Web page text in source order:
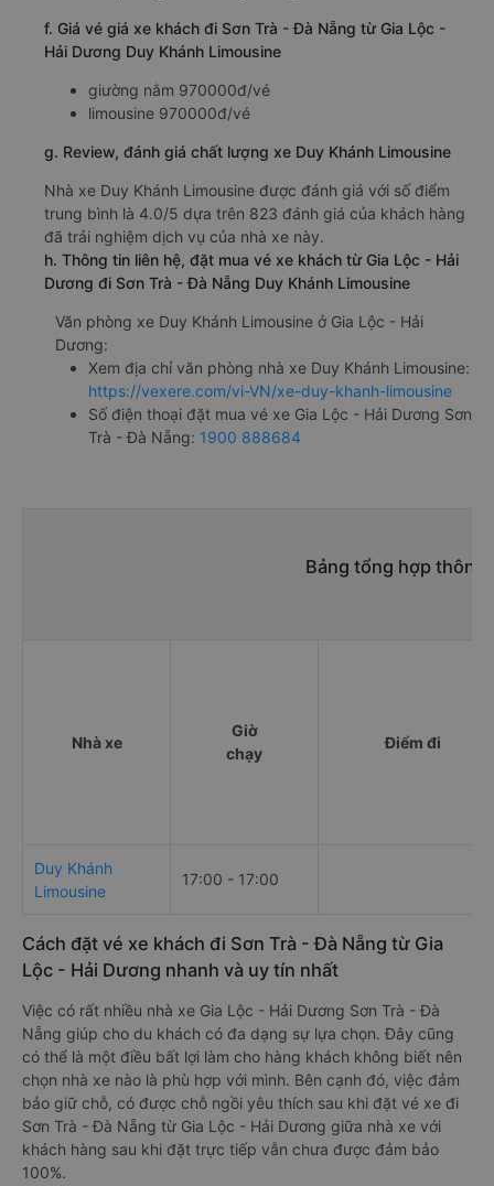
f. Giá vé giá xe khách đi Sơn Trà - Đà Nẵng từ Gia Lộc -
Hải Dương Duy Khánh Limousine
giường nằm 970000đ/vé
limousine 970000đ/vé
g. Review, đánh giá chất lượng xe Duy Khánh Limousine
Nhà xe Duy Khánh Limousine được đánh giá với số điểm
trung bình là 4.0/5 dựa trên 823 đánh giá của khách hàng
đã trải nghiệm dịch vụ của nhà xe này.
h. Thông tin liên hệ, đặt mua vé xe khách từ Gia Lộc - Hải
Dương đi Sơn Trà - Đà Nẵng Duy Khánh Limousine
Văn phòng xe Duy Khánh Limousine ở Gia Lộc - Hải
Dương:
Xem địa chỉ văn phòng nhà xe Duy Khánh Limousine:
https://vexere.com/vi-VN/xe-duy-khanh-limousine
Số điện thoại đặt mua vé xe Gia Lộc - Hải Dương Sơn
Trà - Đà Nẵng: 1900 888684
Bảng tổng hợp thông
Nhà xe
Giờ
chạy
Điểm đi
Duy Khánh
Limousine
17:00 - 17:00
Cách đặt vé xe khách đi Sơn Trà - Đà Nẵng từ Gia
Lộc - Hải Dương nhanh và uy tín nhất
Việc có rất nhiều nhà xe Gia Lộc - Hải Dương Sơn Trà - Đà
Nẵng giúp cho du khách có đa dạng sự lựa chọn. Đây cũng
có thể là một điều bất lợi làm cho hàng khách không biết nên
chọn nhà xe nào là phù hợp với mình. Bên cạnh đó, việc đảm
bảo giữ chỗ, có được chỗ ngồi yêu thích sau khi đặt vé xe đi
Sơn Trà - Đà Nẵng từ Gia Lộc - Hải Dương giữa nhà xe với
khách hàng sau khi đặt trực tiếp vẫn chưa được đảm bảo
100%.